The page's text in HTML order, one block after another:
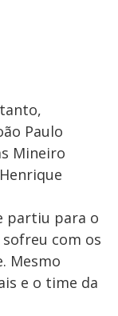
Paulo
Mineiro
partiu para o
com os
Mesmo
e o time da